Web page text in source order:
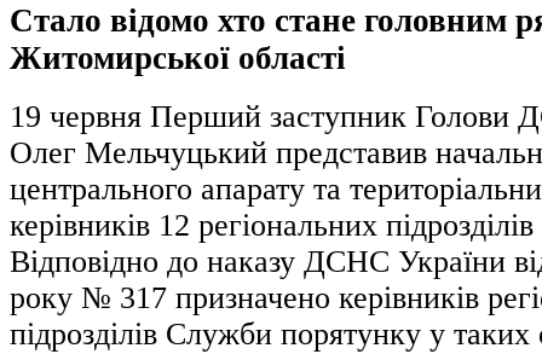
Стало відомо хто стане головним
Житомирської області
19 червня Перший заступник Голови
Олег Мельчуцький представив
центрального апарату та
керівників 12 регіональних
Відповідно до наказу ДСНС України
року № 317 призначено керівників
підрозділів Служби порятунку у таких